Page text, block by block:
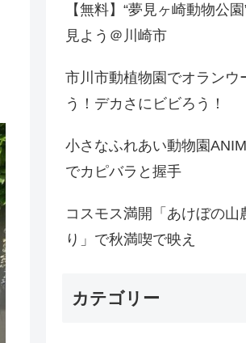
【無料】“夢見ヶ崎動物公
見よう＠川崎市
市川市動植物園でオランウ
う！デカさにビビろう！
小さなふれあい動物園
でカピバラと握手
コスモス満開「あけぼの山
り」で秋満喫で映え
カテゴリー